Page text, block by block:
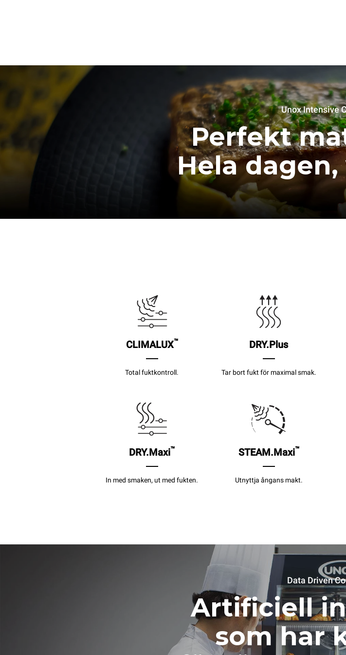
Unox Intensive
Perfekt
Hela
CLIMALUX™
Total fuktkontroll.
DRY.Plus
Tar bort fukt för maximal smak.
DRY.Maxi™
In med smaken, ut med fukten.
STEAM.Maxi™
Utnyttja ångans makt.
Data Driven
Artificiell
som har